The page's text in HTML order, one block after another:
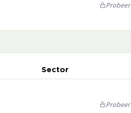
Sector